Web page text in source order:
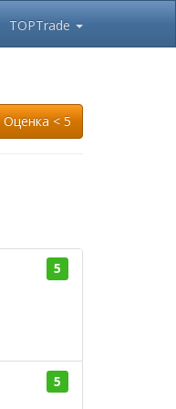
TOPTrade
Оценка < 5
5
5